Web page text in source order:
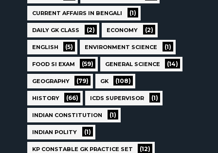
CURRENT AFFAIRS IN BENGALI (1)
DAILY GK CLASS (2) ECONOMY (2)
ENGLISH (5) ENVIRONMENT SCIENCE (1)
FOOD SI EXAM (59) GENERAL SCIENCE (14)
GEOGRAPHY (79) GK (108)
HISTORY (66) ICDS SUPERVISOR (1)
INDIAN CONSTITUTION (1)
INDIAN POLITY (1)
KP CONSTABLE GK PRACTICE SET (12)